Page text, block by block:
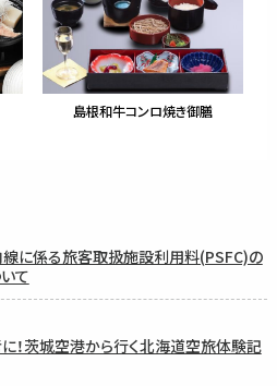
島根和牛コンロ焼き御膳
に係る旅客取扱施設利用料(PSFC)の
て
！茨城空港から行く北海道空旅体験記